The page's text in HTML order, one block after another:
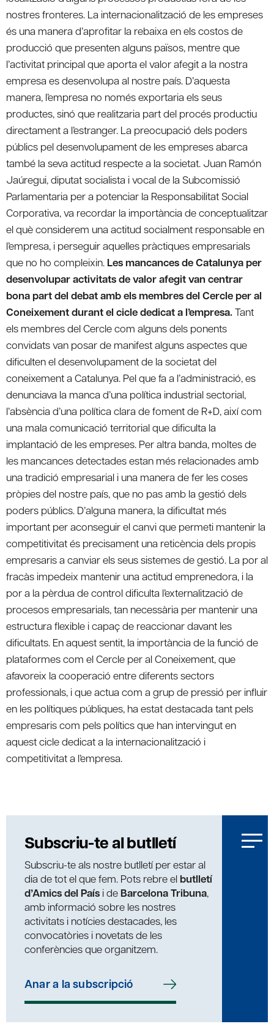
nostres fronteres. La internacionalització de les empreses
és una manera d’aprofitar la rebaixa en els costos de
producció que presenten alguns països, mentre que
l’activitat principal que aporta el valor afegit a la nostra
empresa es desenvolupa al nostre país. D’aquesta
manera, l’empresa no només exportaria els seus
productes, sinó que realitzaria part del procés productiu
directament a l’estranger. La preocupació dels poders
públics pel desenvolupament de les empreses abarca
també la seva actitud respecte a la societat. Juan Ramón
Jaúregui, diputat socialista i vocal de la Subcomissió
Parlamentaria per a potenciar la Responsabilitat Social
Corporativa, va recordar la importància de conceptualitzar
el què considerem una actitud socialment responsable en
l’empresa, i perseguir aquelles pràctiques empresarials
que no ho compleixin. Les mancances de Catalunya per
desenvolupar activitats de valor afegit van centrar
bona part del debat amb els membres del Cercle per al
Coneixement durant el cicle dedicat a l’empresa.Tant
els membres del Cercle com alguns dels ponents
convidats van posar de manifest alguns aspectes que
dificulten el desenvolupament de la societat del
coneixement a Catalunya. Pel que fa a l’administració, es
denunciava la manca d’una política industrial sectorial,
l’absència d’una política clara de foment de R+D, així com
una mala comunicació territorial que dificulta la
implantació de les empreses. Per altra banda, moltes de
les mancances detectades estan més relacionades amb
una tradició empresarial i una manera de fer les coses
pròpies del nostre país, que no pas amb la gestió dels
poders públics. D’alguna manera, la dificultat més
important per aconseguir el canvi que permeti mantenir la
competitivitat és precisament una reticència dels propis
empresaris a canviar els seus sistemes de gestió. La por al
fracàs impedeix mantenir una actitud emprenedora, i la
por a la pèrdua de control dificulta l’externalització de
procesos empresarials, tan necessària per mantenir una
estructura flexible i capaç de reaccionar davant les
dificultats. En aquest sentit, la importància de la funció de
plataformes com el Cercle per al Coneixement, que
afavoreix la cooperació entre diferents sectors
professionals, i que actua com a grup de pressió per influir
en les polítiques públiques, ha estat destacada tant pels
empresaris com pels polítics que han intervingut en
aquest cicle dedicat a la internacionalització i
competitivitat a l’empresa.
Subscriu-te al butlletí
Subscriu-te als nostre butlletí per estar al
dia de tot el que fem. Pots rebre el butlletí
d’Amics del País i de Barcelona Tribuna,
amb informació sobre les nostres
activitats i notícies destacades, les
convocatòries i novetats de les
conferències que organitzem.
Anar a la subscripció